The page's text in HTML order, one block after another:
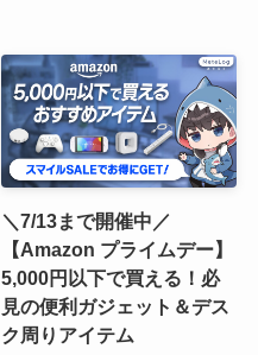
＼7/13まで開催中／
【Amazon プライムデー】
5,000円以下で買える！必
見の便利ガジェット＆デス
ク周りアイテム